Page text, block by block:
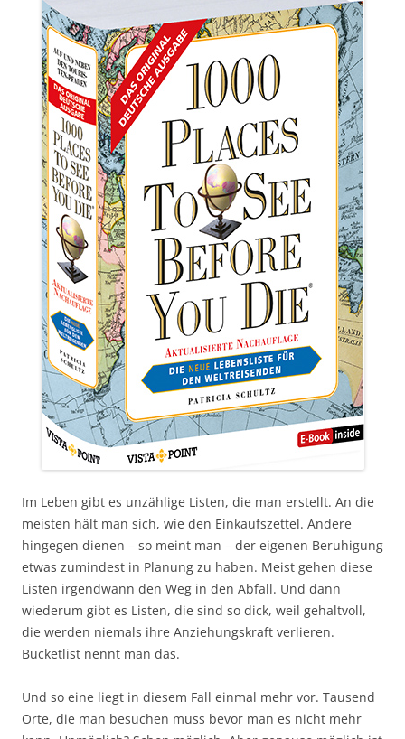
Im Leben gibt es unzählige Listen, die man erstellt. An die
meisten hält man sich, wie den Einkaufszettel. Andere
hingegen dienen – so meint man – der eigenen Beruhigung
etwas zumindest in Planung zu haben. Meist gehen diese
Listen irgendwann den Weg in den Abfall. Und dann
wiederum gibt es Listen, die sind so dick, weil gehaltvoll,
die werden niemals ihre Anziehungskraft verlieren.
Bucketlist nennt man das.
Und so eine liegt in diesem Fall einmal mehr vor. Tausend
Orte, die man besuchen muss bevor man es nicht mehr